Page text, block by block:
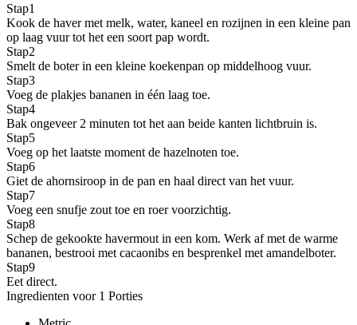
Stap1
Kook de haver met melk, water, kaneel en rozijnen in een kleine pan
op laag vuur tot het een soort pap wordt.
Stap2
Smelt de boter in een kleine koekenpan op middelhoog vuur.
Stap3
Voeg de plakjes bananen in één laag toe.
Stap4
Bak ongeveer 2 minuten tot het aan beide kanten lichtbruin is.
Stap5
Voeg op het laatste moment de hazelnoten toe.
Stap6
Giet de ahornsiroop in de pan en haal direct van het vuur.
Stap7
Voeg een snufje zout toe en roer voorzichtig.
Stap8
Schep de gekookte havermout in een kom. Werk af met de warme
bananen, bestrooi met cacaonibs en besprenkel met amandelboter.
Stap9
Eet direct.
Ingredienten voor 1 Porties